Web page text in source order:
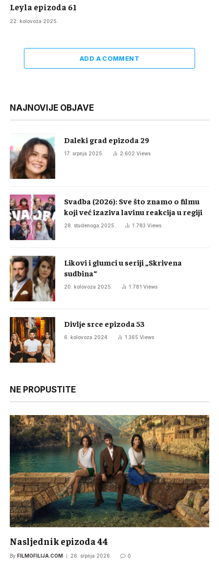
Leyla epizoda 61
22. kolovoza 2025.
ADD A COMMENT
NAJNOVIJE OBJAVE
Daleki grad epizoda 29
17. srpnja 2025. 2.602 Views
Svadba (2026): Sve što znamo o filmu
koji već izaziva lavinu reakcija u regiji
28. studenoga 2025. 1.783 Views
Likovi i glumci u seriji „Skrivena
sudbina“
20. kolovoza 2025. 1.781 Views
Divlje srce epizoda 53
6. kolovoza 2024. 1.365 Views
NE PROPUSTITE
Nasljednik epizoda 44
By FILMOFILIJA.COM 26. srpnja 2026. 0